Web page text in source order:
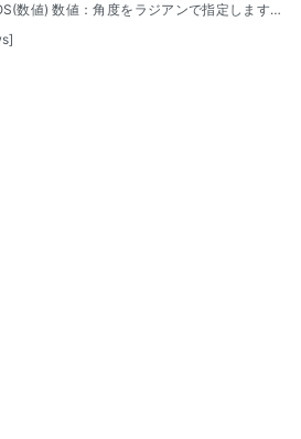
数値) 数値：角度をラジアンで指定します。
で表されている場合は、角度に PI()/180 を掛
たは RADIANS...